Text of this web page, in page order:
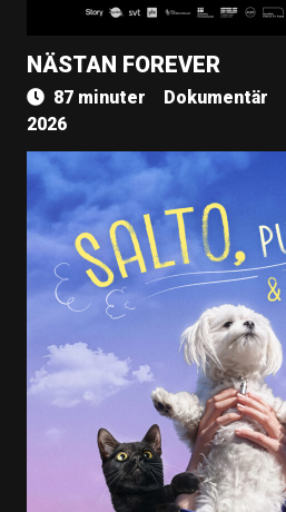
NÄSTAN FOREVER
87 minuter Dokumentär
2026